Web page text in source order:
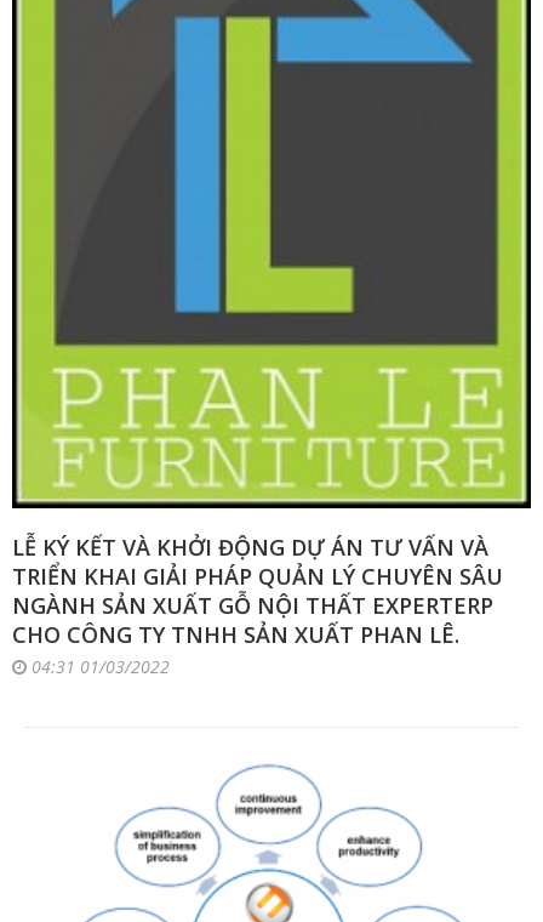
LỄ KÝ KẾT VÀ KHỞI ĐỘNG DỰ ÁN TƯ VẤN VÀ
TRIỂN KHAI GIẢI PHÁP QUẢN LÝ CHUYÊN SÂU
NGÀNH SẢN XUẤT GỖ NỘI THẤT EXPERTERP
CHO CÔNG TY TNHH SẢN XUẤT PHAN LÊ.
04:31 01/03/2022